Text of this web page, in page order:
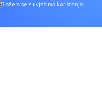
Slažem se s uvjetima korištenja.